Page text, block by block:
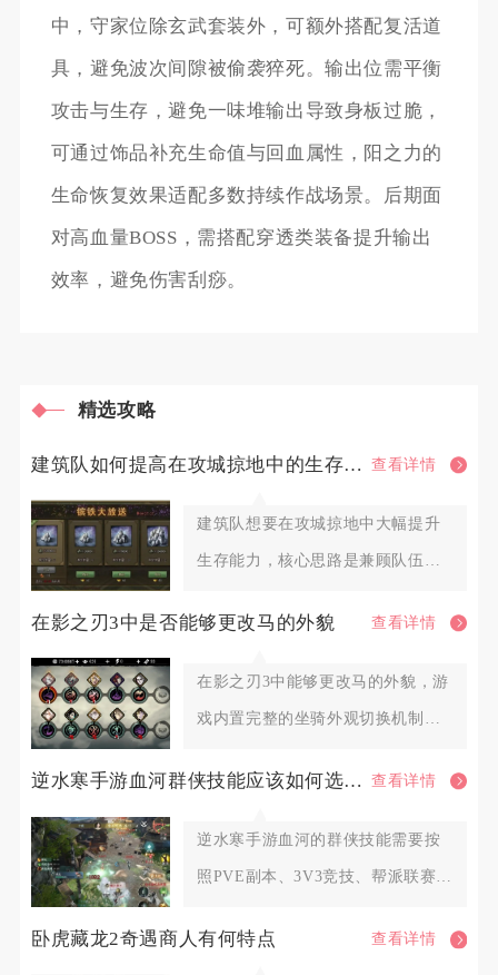
中，守家位除玄武套装外，可额外搭配复活道
具，避免波次间隙被偷袭猝死。输出位需平衡
攻击与生存，避免一味堆输出导致身板过脆，
可通过饰品补充生命值与回血属性，阳之力的
生命恢复效果适配多数持续作战场景。后期面
对高血量BOSS，需搭配穿透类装备提升输出
效率，避免伤害刮痧。
精选攻略
建筑队如何提高在攻城掠地中的生存能力 查看详情
建筑队想要在攻城掠地中大幅提升
生存能力，核心思路是兼顾队伍基
在影之刃3中是否能够更改马的外貌 查看详情
在影之刃3中能够更改马的外貌，游
戏内置完整的坐骑外观切换机制，
逆水寒手游血河群侠技能应该如何选择调整 查看详情
逆水寒手游血河的群侠技能需要按
照PVE副本、3V3竞技、帮派联赛三
卧虎藏龙2奇遇商人有何特点 查看详情